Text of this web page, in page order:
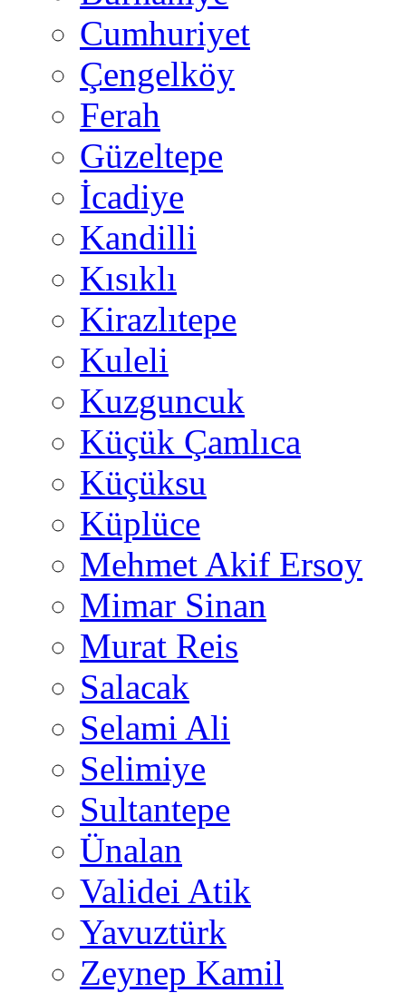
Cumhuriyet
Çengelköy
Ferah
Güzeltepe
İcadiye
Kandilli
Kısıklı
Kirazlıtepe
Kuleli
Kuzguncuk
Küçük Çamlıca
Küçüksu
Küplüce
Mehmet Akif Ersoy
Mimar Sinan
Murat Reis
Salacak
Selami Ali
Selimiye
Sultantepe
Ünalan
Validei Atik
Yavuztürk
Zeynep Kamil